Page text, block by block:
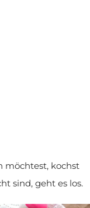
möchtest, kochst
sind, geht es los.